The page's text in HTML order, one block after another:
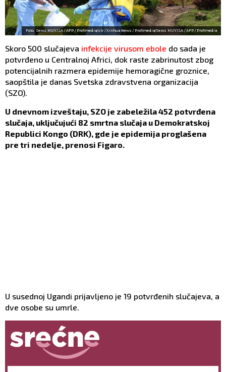
Foto: Seros MUYISA / AFP / Profimedia/str / Xinhua News / Profimedia/Seros MUYISA / AFP / Profimedia
Skoro 500 slučajeva infekcije virusom ebole do sada je
potvrđeno u Centralnoj Africi, dok raste zabrinutost zbog
potencijalnih razmera epidemije hemoragične groznice,
saopštila je danas Svetska zdravstvena organizacija
(SZO).
U dnevnom izveštaju, SZO je zabeležila 452 potvrđena
slučaja, uključujući 82 smrtna slučaja u Demokratskoj
Republici Kongo (DRK), gde je epidemija proglašena
pre tri nedelje, prenosi Figaro.
U susednoj Ugandi prijavljeno je 19 potvrđenih slučajeva, a
dve osobe su umrle.